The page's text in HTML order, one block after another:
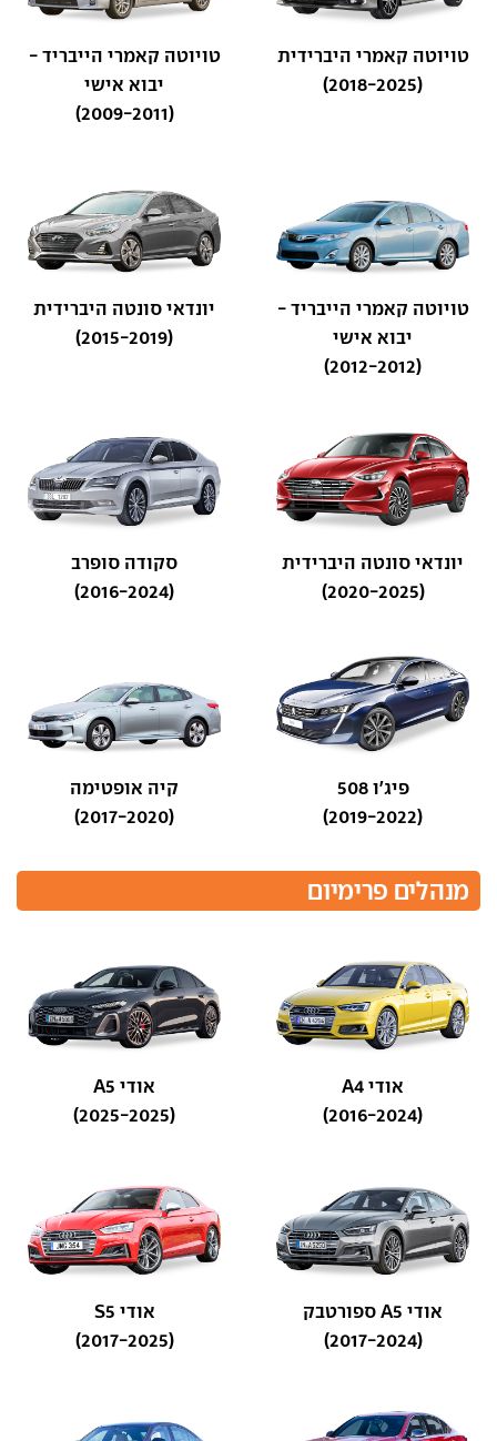
טויוטה קאמרי היברידית
(2018-2025)
טויוטה קאמרי הייבריד -
יבוא אישי
(2009-2011)
טויוטה קאמרי הייבריד -
יבוא אישי
(2012-2012)
יונדאי סונטה היברידית
(2015-2019)
יונדאי סונטה היברידית
(2020-2025)
סקודה סופרב
(2016-2024)
פיג'ו 508
(2019-2022)
קיה אופטימה
(2017-2020)
מנהלים פרימיום
אודי A4
(2016-2024)
אודי A5
(2025-2025)
אודי A5 ספורטבק
(2017-2024)
אודי S5
(2017-2025)